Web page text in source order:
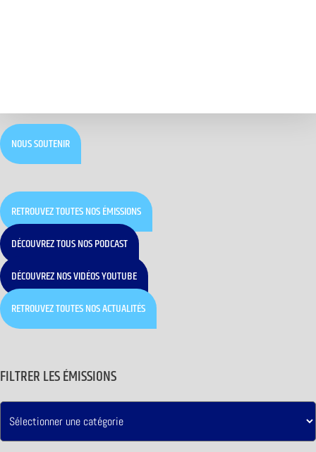
NOUS SOUTENIR
RETROUVEZ TOUTES NOS ÉMISSIONS
DÉCOUVREZ TOUS NOS PODCAST
DÉCOUVREZ NOS VIDÉOS YOUTUBE
RETROUVEZ TOUTES NOS ACTUALITÉS
FILTRER LES ÉMISSIONS